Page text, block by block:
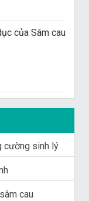
của Sâm cau
cường sinh lý
cau